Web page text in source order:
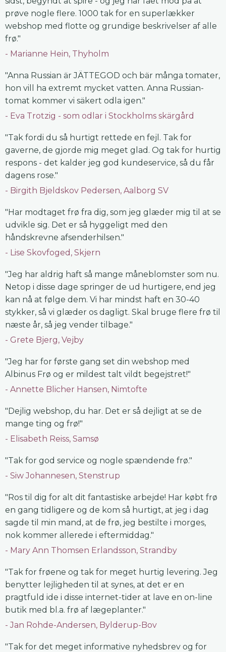
prøve nogle flere. 1000 tak for en superlækker
webshop med flotte og grundige beskrivelser af alle
frø."
Marianne Hein, Thyholm
"Anna Russian är JÄTTEGOD och bär många tomater,
hon vill ha extremt mycket vatten. Anna Russian-
tomat kommer vi säkert odla igen."
Eva Trotzig - som odlar i Stockholms skärgård
"Tak fordi du så hurtigt rettede en fejl. Tak for
gaverne, de gjorde mig meget glad. Og tak for hurtig
respons - det kalder jeg god kundeservice, så du får
dagens rose."
Birgith Bjeldskov Pedersen, Aalborg SV
"Har modtaget frø fra dig, som jeg glæder mig til at se
udvikle sig. Det er så hyggeligt med den
håndskrevne afsenderhilsen."
Lise Skovfoged, Skjern
"Jeg har aldrig haft så mange måneblomster som nu.
Netop i disse dage springer de ud hurtigere, end jeg
kan nå at følge dem. Vi har mindst haft en 30-40
stykker, så vi glæder os dagligt. Skal bruge flere frø til
næste år, så jeg vender tilbage."
Grete Bjerg, Vejby
"Jeg har for første gang set din webshop med
Albinus Frø og er mildest talt vildt begejstret!"
Annette Blicher Hansen, Nimtofte
"Dejlig webshop, du har. Det er så dejligt at se de
mange ting og frø!"
Elisabeth Reiss, Samsø
"Tak for god service og nogle spændende frø."
Siw Johannesen, Stenstrup
"Ros til dig for alt dit fantastiske arbejde! Har købt frø
en gang tidligere og de kom så hurtigt, at jeg i dag
sagde til min mand, at de frø, jeg bestilte i morges,
nok kommer allerede i eftermiddag."
Mary Ann Thomsen Erlandsson, Strandby
"Tak for frøene og tak for meget hurtig levering. Jeg
benytter lejligheden til at synes, at det er en
pragtfuld ide i disse internet-tider at lave en on-line
butik med bl.a. frø af lægeplanter."
Jan Rohde-Andersen, Bylderup-Bov
"Tak for det meget informative nyhedsbrev og for